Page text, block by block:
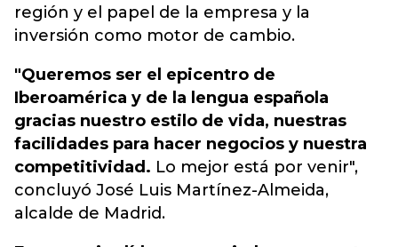
región y el papel de la empresa y la
inversión como motor de cambio.
"Queremos ser el epicentro de
Iberoamérica y de la lengua española
gracias nuestro estilo de vida, nuestras
facilidades para hacer negocios y nuestra
competitividad. Lo mejor está por venir",
concluyó José Luis Martínez-Almeida,
alcalde de Madrid.